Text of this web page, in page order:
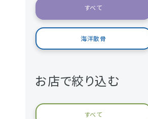
すべて
海洋散骨
お店で絞り込む
すべて